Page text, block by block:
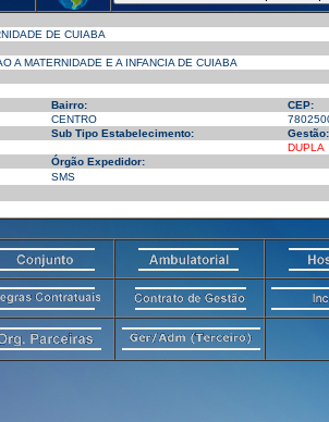
DE CUIABA
A MATERNIDADE E A INFANCIA DE CUIABA
Bairro:
CEP:
CENTRO
Sub Tipo Estabelecimento:
Gestão:
DUPLA
Órgão Expedidor:
SMS